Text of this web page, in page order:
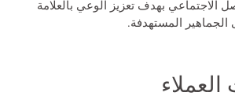
الاجتماعي بهدف تعزيز الوعي بالعلامة
الجماهير المستهدفة.
العملاء